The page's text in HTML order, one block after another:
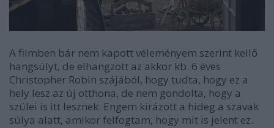
A filmben bár nem kapott véleményem szerint kellő
hangsúlyt, de elhangzott az akkor kb. 6 éves
Christopher Robin szájából, hogy tudta, hogy ez a
hely lesz az új otthona, de nem gondolta, hogy a
szülei is itt lesznek. Engem kirázott a hideg a szavak
súlya alatt, amikor felfogtam, hogy mit is jelent ez.